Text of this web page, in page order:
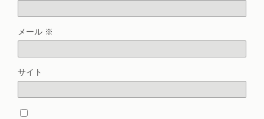
メール ※
サイト